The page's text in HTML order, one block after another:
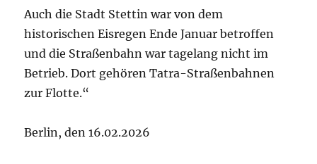
Auch die Stadt Stettin war von dem
historischen Eisregen Ende Januar betroffen
und die Straßenbahn war tagelang nicht im
Betrieb. Dort gehören Tatra-Straßenbahnen
zur Flotte.“
Berlin, den 16.02.2026